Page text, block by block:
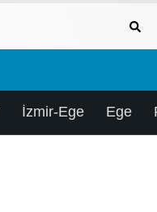
İzmir-Ege Ege